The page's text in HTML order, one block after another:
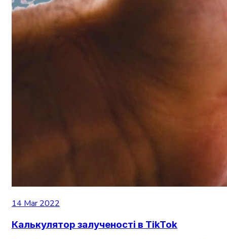
14 Mar 2022
Калькулятор залученості в TikTok